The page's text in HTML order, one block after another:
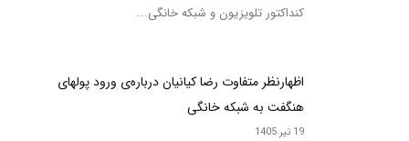
کنداکتور تلویزیون و شبکه خانگی...
اظهارنظر متفاوت رضا کیانیان درباره‌ی ورود پولهای
هنگفت به شبکه خانگی
19 تیر 1405